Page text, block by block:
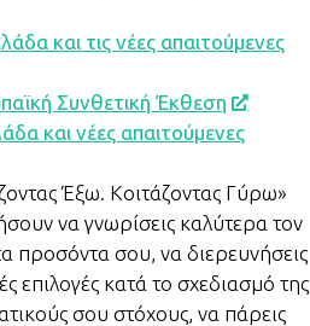
και τις νέες απαιτούμενες
Συνθετική Έκθεση
και νέες απαιτούμενες
Έξω. Κοιτάζοντας Γύρω»
να γνωρίσεις καλύτερα τον
προσόντα σου, να διερευνήσεις
επιλογές κατά το σχεδιασμό της
σου στόχους, να πάρεις